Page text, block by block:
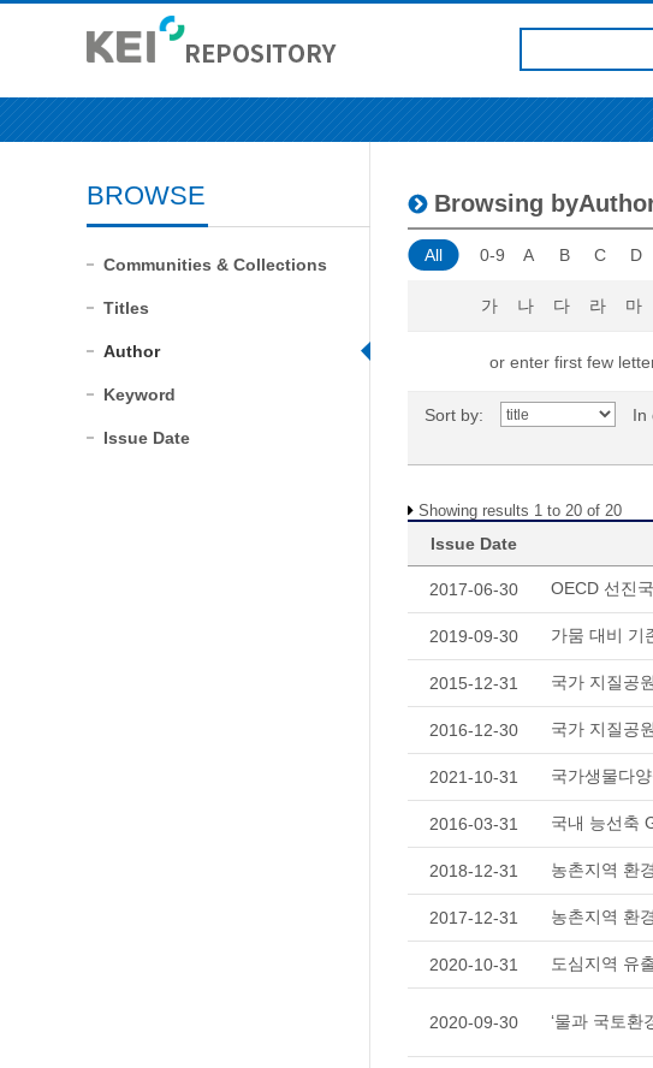
BROWSE
Communities & Collections
Titles
Author
Keyword
Issue Date
Browsing
All 0-9 A B C D
가 나 다 라 마
or enter first few
Sort by: In
Showing results 1 to 20 of 20
Issue Date
2017-06-30 OECD 선진
2019-09-30 가뭄 대비 기
2015-12-31 국가 지질공
2016-12-30 국가 지질공
2021-10-31 국가생물다
2016-03-31 국내 능선축
2018-12-31 농촌지역 환
2017-12-31 농촌지역 환
2020-10-31 도심지역 유
2020-09-30 ‘물과 국토환